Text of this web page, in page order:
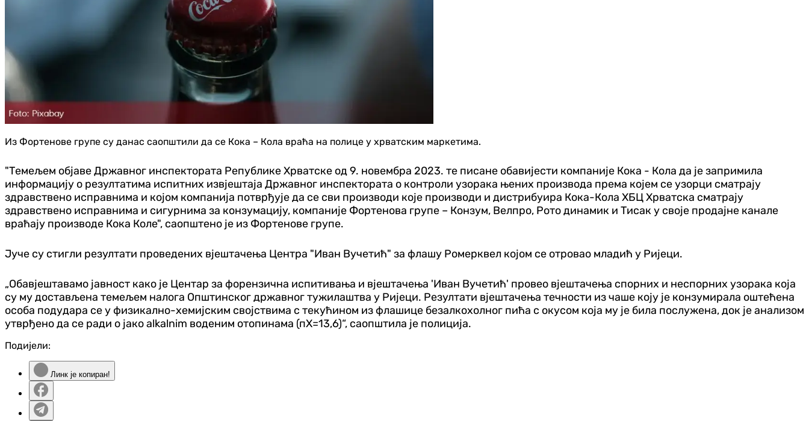
Из Фортенове групе су данас саопштили да се Кока – Кола враћа на полице у хрватским маркетима.
"Темељем објаве Државног инспектората Републике Хрватске од 9. новембра 2023. те писане обавијести компаније Кока - Кола да је запримила
информацију о резултатима испитних извјештаја Државног инспектората о контроли узорака њених производа према којем се узорци сматрају
здравствено исправнима и којом компанија потврђује да се сви производи које производи и дистрибуира Кока-Кола ХБЦ Хрватска сматрају
здравствено исправнима и сигурнима за конзумацију, компаније Фортенова групе – Конзум, Велпро, Рото динамик и Тисак у своје продајне канале
враћају производе Кока Коле", саопштено је из Фортенове групе.
Јуче су стигли резултати проведених вјештачења Центра "Иван Вучетић" за флашу Ромерквел којом се отровао младић у Ријеци.
„Обавјештавамо јавност како је Центар за форензична испитивања и вјештачења 'Иван Вучетић' провео вјештачења спорних и неспорних узорака која
су му достављена темељем налога Општинског државног тужилаштва у Ријеци. Резултати вјештачења течности из чаше коју је конзумирала оштећена
особа подудара се у физикално-хемијским својствима с текућином из флашице безалкохолног пића с окусом која му је била послужена, док је анализом
утврђено да се ради о јако alkalnim воденим отопинама (пХ=13,6)“, саопштила је полиција.
Подијели:
Линк је копиран!